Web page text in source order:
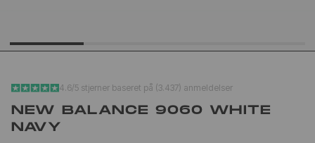
499kr650kr
4.6/5 stjerner baseret på (3.437) anmeldelser
NEW BALANCE 9060 WHITE
NAVY